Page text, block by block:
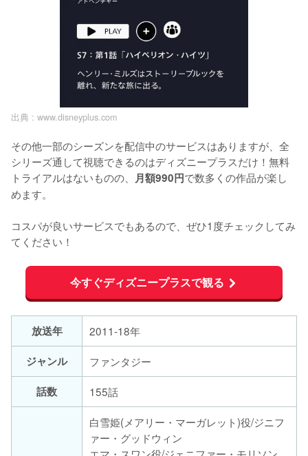
出典 : www.disneyplus.com
その他一部のシーズンを配信中のサービスはありますが、全
シリーズ通して視聴できるのはディズニープラスだけ！無料
トライアルはないものの、 月額990円で数多くの作品が楽し
めます。
コスパが良いサービスでもあるので、ぜひ1度チェックしてみ
てください！
今すぐディズニープラスで観る
放送年
2011-18年
ジャンル
ファンタジー
話数
155話
白雪姫(メアリー・マーガレット)役/ジニフ
ァー・グッドウィン